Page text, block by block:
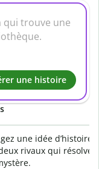
une histoire
une idée d’histoire
rivaux qui